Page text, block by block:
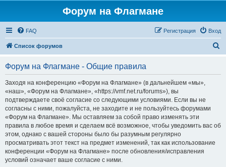
Форум на Флагмане
FAQ Вход
Регистрация
Список форумов
Форум на Флагмане - Общие правила
Заходя на конференцию «Форум на Флагмане» (в дальнейшем «мы»,
«наш», «Форум на Флагмане», «https://vmf.net.ru/forums»), вы
подтверждаете своё согласие со следующими условиями. Если вы не
согласны с ними, пожалуйста, не заходите и не пользуйтесь форумами
«Форум на Флагмане». Мы оставляем за собой право изменять эти
правила в любое время и сделаем всё возможное, чтобы уведомить вас об
этом, однако с вашей стороны было бы разумным регулярно
просматривать этот текст на предмет изменений, так как использование
конференции «Форум на Флагмане» после обновления/исправления
условий означает ваше согласие с ними.